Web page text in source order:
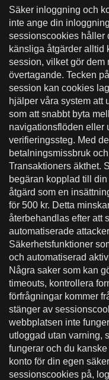
Säker inloggning och
inte ange din
sessionscookies håller
känsliga åtgärder alltid
session, vilket gör dem
övertagande. Tecken
session kan cookies
hjälper våra system att
som att snabbt byta
navigationsflöden eller
verifieringssteg. Med
betalningsmissbruk
Transaktioners äkthet.
begäran kopplad till
åtgärd som en
för 500 kr. Detta
återbehandlas efter att
automatiserade
Säkerhetsfunktioner
och automatiserad
Några saker som kan
timeouts, kontrollera
förfrågningar kommer
stänger av
webbplatsen inte
utloggad utan varning,
fungerar och du
konto för din egen
sessionscookies på,